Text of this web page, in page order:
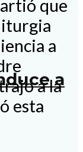
a
que
a
a la
esta